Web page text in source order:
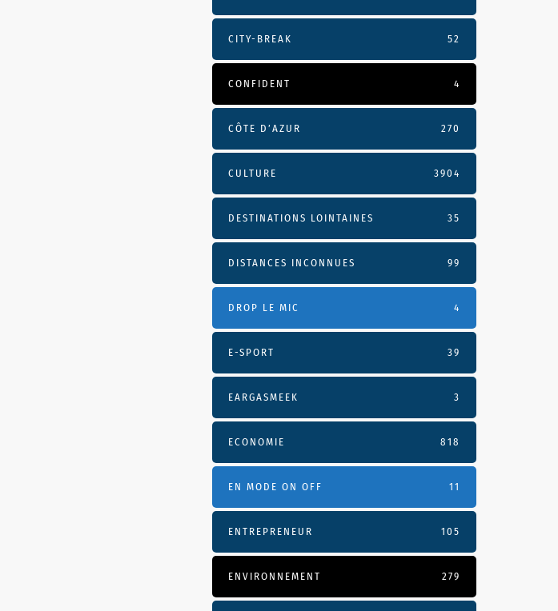
CITY-BREAK 52
CONFIDENT 4
CÔTE D’AZUR 270
CULTURE 3904
DESTINATIONS LOINTAINES 35
DISTANCES INCONNUES 99
DROP LE MIC 4
E-SPORT 39
EARGASMEEK 3
ECONOMIE 818
EN MODE ON OFF 11
ENTREPRENEUR 105
ENVIRONNEMENT 279